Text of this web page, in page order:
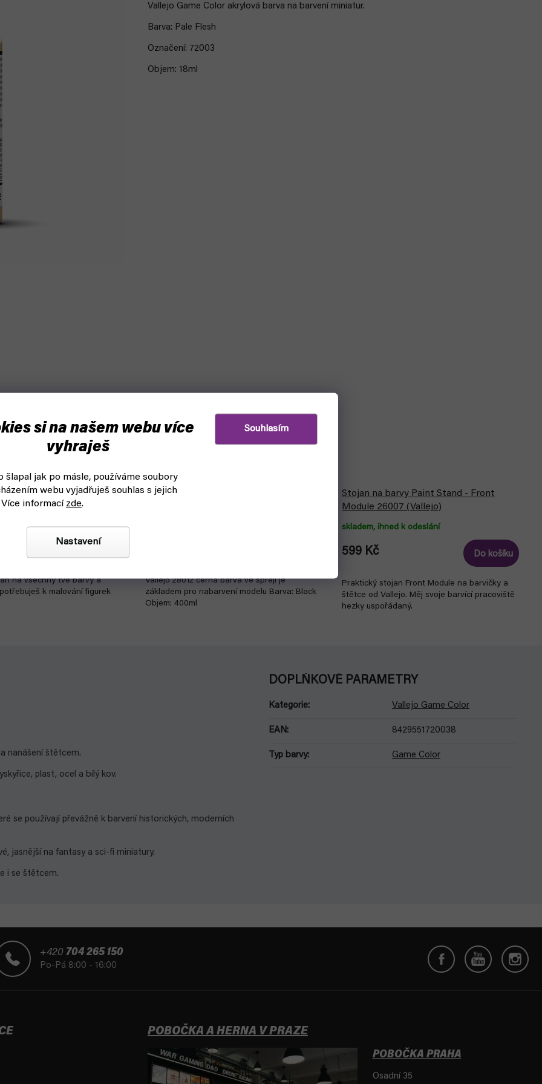
si na našem webu více
vyhraješ
šlapal jak po másle, používáme soubory
webu vyjadřuješ souhlas s jejich
informací zde.
Nastavení
Souhlasím
Vallejo Game Color akrylová barva na barvení miniatur.
Barva: Pale Flesh
Označení: 72003
Objem: 18ml
a štětce: AV Corner
(Vallejo)
na všechny tvé barvy a
k malování figurek
Vallejo 28012 černá barva ve spreji je
základem pro nabarvení modelu Barva: Black
Objem: 400ml
Stojan na barvy Paint Stand - Front
Module 26007 (Vallejo)
skladem, ihned k odeslání
599 Kč Do košíku
Praktický stojan Front Module na barvičky a
štětce od Vallejo. Měj svoje barvící pracoviště
hezky uspořádaný.
nanášení štětcem.
plast, ocel a bílý kov.
se používají převážně k barvení historických, moderních
jasnější na fantasy a sci-fi miniatury.
i se štětcem.
DOPLŇKOVÉ PARAMETRY
Kategorie: Vallejo Game Color
EAN: 8429551720038
Typ barvy: Game Color
+420 704 265 150
Po-Pá 8:00 - 16:00
POBOČKA A HERNA V PRAZE
POBOČKA PRAHA
Osadní 35